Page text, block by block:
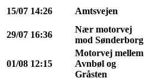
15/07 14:26 Amtsvejen
29/07 16:36
Nær motorvej
mod Sønderborg
01/08 12:15
Motorvej mellem
Avnbøl og
Gråsten